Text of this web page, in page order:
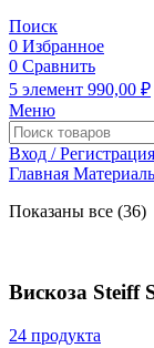
Поиск
0 Избранное
0 Сравнить
5 элемент 990,00 ₽
Меню
Вход / Регистрация
Главная
Показаны все (36)
Вискоза Steiff
24 продукта